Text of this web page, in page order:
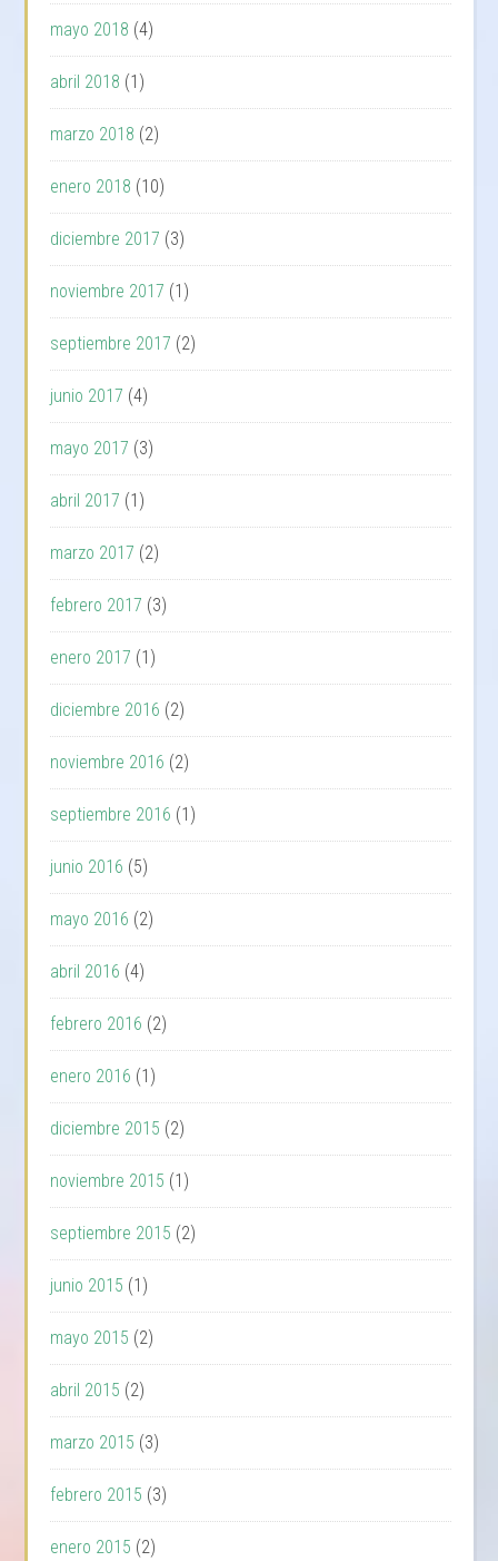
mayo 2018 (4)
abril 2018 (1)
marzo 2018 (2)
enero 2018 (10)
diciembre 2017 (3)
noviembre 2017 (1)
septiembre 2017 (2)
junio 2017 (4)
mayo 2017 (3)
abril 2017 (1)
marzo 2017 (2)
febrero 2017 (3)
enero 2017 (1)
diciembre 2016 (2)
noviembre 2016 (2)
septiembre 2016 (1)
junio 2016 (5)
mayo 2016 (2)
abril 2016 (4)
febrero 2016 (2)
enero 2016 (1)
diciembre 2015 (2)
noviembre 2015 (1)
septiembre 2015 (2)
junio 2015 (1)
mayo 2015 (2)
abril 2015 (2)
marzo 2015 (3)
febrero 2015 (3)
enero 2015 (2)